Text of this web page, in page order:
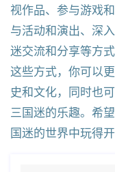
视作品、参与游戏
与活动和演出、深
迷交流和分享等方
这些方式，你可以
史和文化，同时也
三国迷的乐趣。希
国迷的世界中玩得开